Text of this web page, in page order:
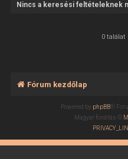
Nincs a keresési feltételeknek
0 találat
Fórum kezdőlap
Powered by phpBB®
Magyar fordítás ©